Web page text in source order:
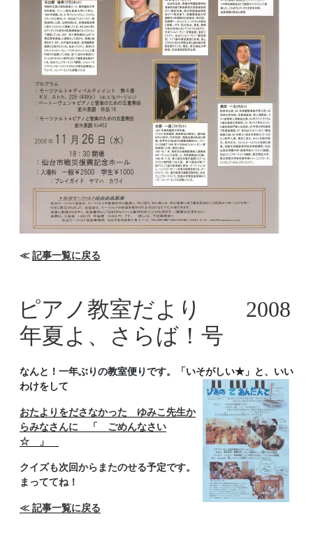
≪ 記事一覧に戻る
ピアノ教室だより 2008
年夏よ、さらば！号
なんと！一年ぶりの教室便りです。「いそがしい★」と、いい
わけをして
おたよりをださなかった ゆみこ先生か
らみなさんに 「 ごめんなさい
☆ 」
クイズも次回からまたのせる予定です。
まっててね！
≪ 記事一覧に戻る